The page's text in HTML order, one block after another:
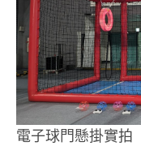
電子球門懸掛實拍